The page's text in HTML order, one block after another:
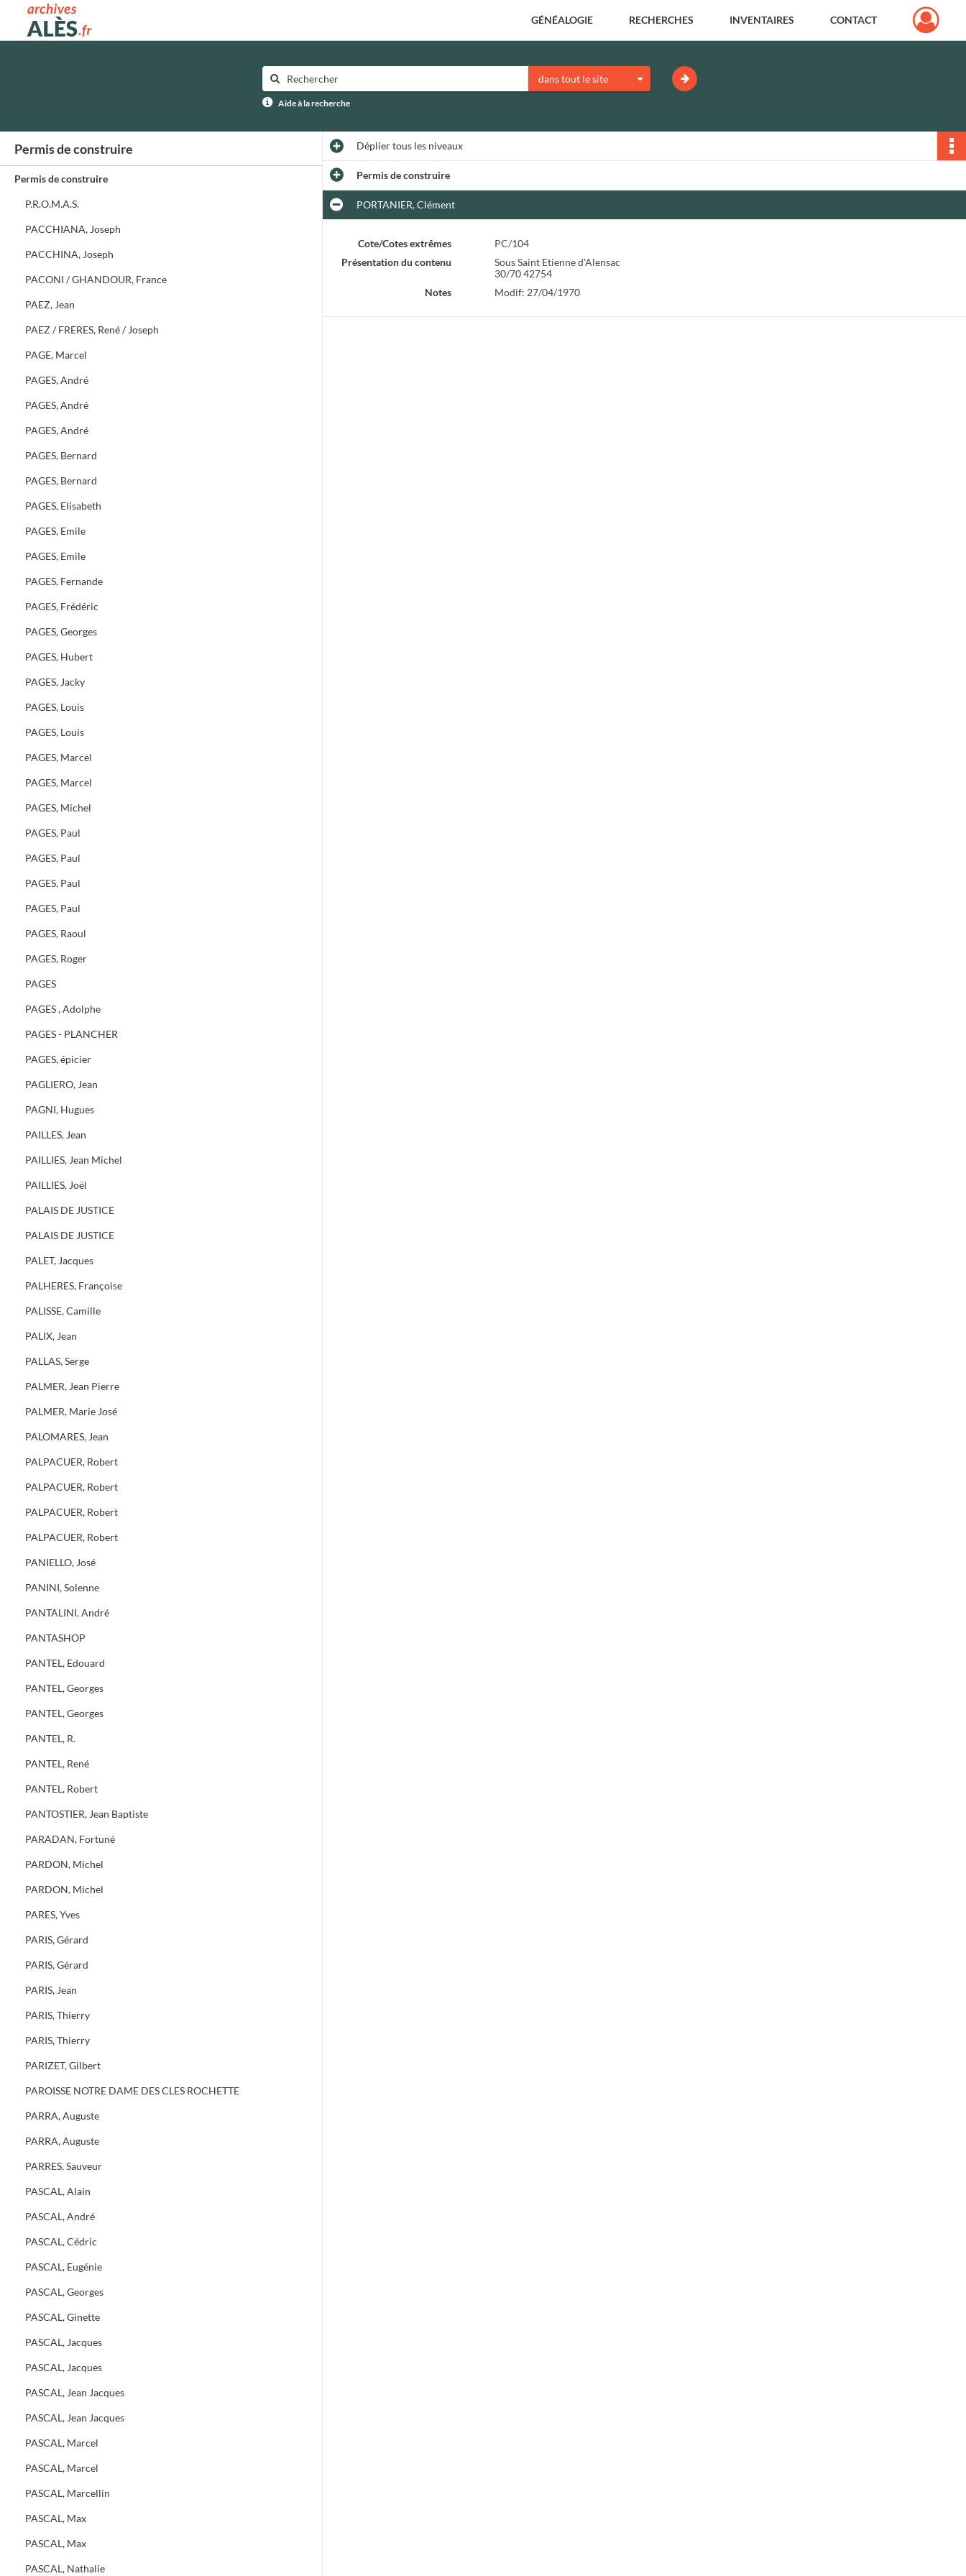
Archives municipales d'Alès GÉNÉALOGIE RECHERCHES INVENTAIRES CONTACT
dans tout le site
Aide à la recherche
Permis de construire
Permis de construire
P.R.O.M.A.S.
PACCHIANA, Joseph
PACCHINA, Joseph
PACONI / GHANDOUR, France
PAEZ, Jean
PAEZ / FRERES, René / Joseph
PAGE, Marcel
PAGES, André
PAGES, André
PAGES, André
PAGES, Bernard
PAGES, Bernard
PAGES, Elisabeth
PAGES, Emile
PAGES, Emile
PAGES, Fernande
PAGES, Frédéric
PAGES, Georges
PAGES, Hubert
PAGES, Jacky
PAGES, Louis
PAGES, Louis
PAGES, Marcel
PAGES, Marcel
PAGES, Michel
PAGES, Paul
PAGES, Paul
PAGES, Paul
PAGES, Paul
PAGES, Raoul
PAGES, Roger
PAGES
PAGES , Adolphe
PAGES - PLANCHER
PAGES, épicier
PAGLIERO, Jean
PAGNI, Hugues
PAILLES, Jean
PAILLIES, Jean Michel
PAILLIES, Joël
PALAIS DE JUSTICE
PALAIS DE JUSTICE
PALET, Jacques
PALHERES, Françoise
PALISSE, Camille
PALIX, Jean
PALLAS, Serge
PALMER, Jean Pierre
PALMER, Marie José
PALOMARES, Jean
PALPACUER, Robert
PALPACUER, Robert
PALPACUER, Robert
PALPACUER, Robert
PANIELLO, José
PANINI, Solenne
PANTALINI, André
PANTASHOP
PANTEL, Edouard
PANTEL, Georges
PANTEL, Georges
PANTEL, R.
PANTEL, René
PANTEL, Robert
PANTOSTIER, Jean Baptiste
PARADAN, Fortuné
PARDON, Michel
PARDON, Michel
PARES, Yves
PARIS, Gérard
PARIS, Gérard
PARIS, Jean
PARIS, Thierry
PARIS, Thierry
PARIZET, Gilbert
PAROISSE NOTRE DAME DES CLES ROCHETTE
PARRA, Auguste
PARRA, Auguste
PARRES, Sauveur
PASCAL, Alain
PASCAL, André
PASCAL, Cédric
PASCAL, Eugénie
PASCAL, Georges
PASCAL, Ginette
PASCAL, Jacques
PASCAL, Jacques
PASCAL, Jean Jacques
PASCAL, Jean Jacques
PASCAL, Marcel
PASCAL, Marcel
PASCAL, Marcellin
PASCAL, Max
PASCAL, Max
PASCAL, Nathalie
Dépliertous les niveaux
Permis de construire
PORTANIER, Clément
Cote/Cotes extrêmes
PC/104
Présentation du contenu
Sous Saint Etienne d'Alensac
30/70 42754
Notes
Modif: 27/04/1970